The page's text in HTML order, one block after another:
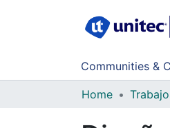
Communities &
Home